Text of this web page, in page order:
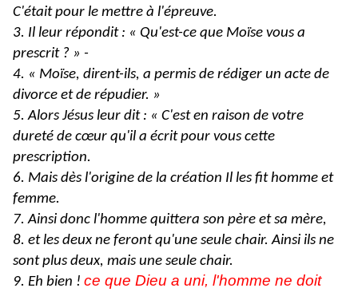
C'était pour le mettre à l'épreuve.
3. Il leur répondit : « Qu'est-ce que Moïse vous a
prescrit ? » -
4. « Moïse, dirent-ils, a permis de rédiger un acte de
divorce et de répudier. »
5. Alors Jésus leur dit : « C'est en raison de votre
dureté de cœur qu'il a écrit pour vous cette
prescription.
6. Mais dès l'origine de la création Il les fit homme et
femme.
7. Ainsi donc l'homme quittera son père et sa mère,
8. et les deux ne feront qu'une seule chair. Ainsi ils ne
sont plus deux, mais une seule chair.
9. Eh bien ! ce que Dieu a uni, l'homme ne doit